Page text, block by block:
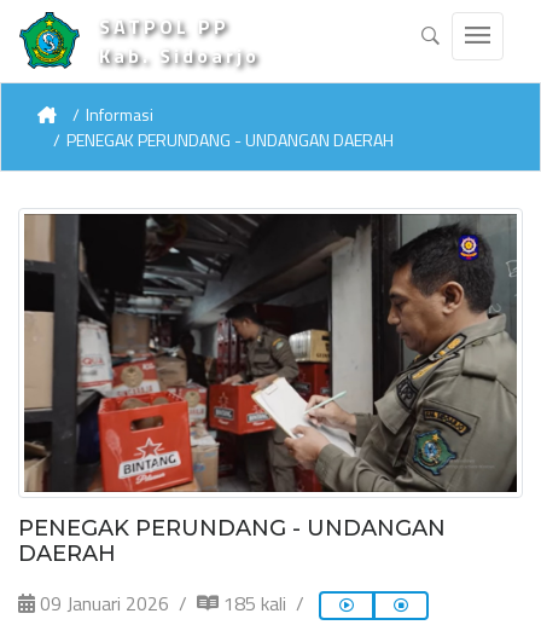
SATPOL PP
Kab. Sidoarjo
Informasi
PENEGAK PERUNDANG - UNDANGAN DAERAH
PENEGAK PERUNDANG - UNDANGAN
DAERAH
09 Januari 2026 185 kali